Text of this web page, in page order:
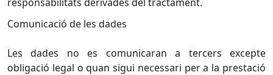
Comunicació de les dades
Les dades no es comunicaran a tercers excepte
obligació legal o quan sigui necessari per a la prestació